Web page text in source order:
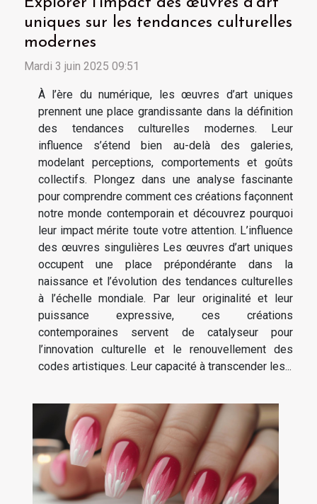
uniques sur les tendances culturelles
modernes
Mardi 3 juin 2025 09:51
À l’ère du numérique, les œuvres d’art uniques
prennent une place grandissante dans la définition
des tendances culturelles modernes. Leur
influence s’étend bien au-delà des galeries,
modelant perceptions, comportements et goûts
collectifs. Plongez dans une analyse fascinante
pour comprendre comment ces créations façonnent
notre monde contemporain et découvrez pourquoi
leur impact mérite toute votre attention. L’influence
des œuvres singulières Les œuvres d’art uniques
occupent une place prépondérante dans la
naissance et l’évolution des tendances culturelles
à l’échelle mondiale. Par leur originalité et leur
puissance expressive, ces créations
contemporaines servent de catalyseur pour
l’innovation culturelle et le renouvellement des
codes artistiques. Leur capacité à transcender les...